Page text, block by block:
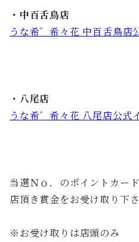
・中百舌鳥店
うな希゛希々花 中百舌鳥店
・八尾店
うな希゛希々花 八尾店公式
当選Ｎｏ．のポイントカー
店頂き賞金をお受け取り下さ
※お受け取りは店頭のみ